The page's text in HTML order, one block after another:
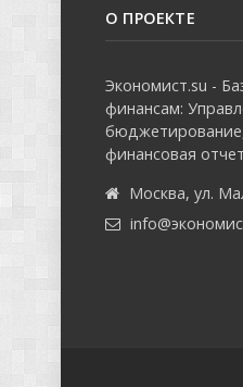
О ПРОЕКТЕ
Экономист.su -
финансам:
финансовая
Москва, ул.